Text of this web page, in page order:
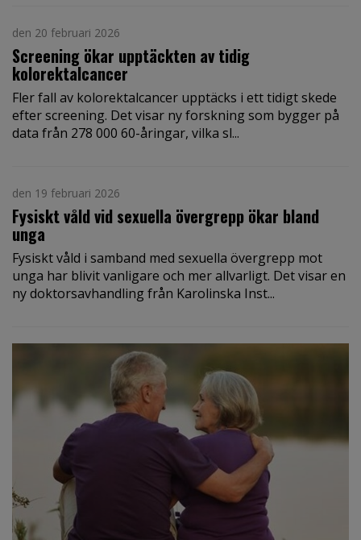
den 20 februari 2026
Screening ökar upptäckten av tidig
kolorektalcancer
Fler fall av kolorektalcancer upptäcks i ett tidigt skede
efter screening. Det visar ny forskning som bygger på
data från 278 000 60-åringar, vilka sl...
den 19 februari 2026
Fysiskt våld vid sexuella övergrepp ökar bland
unga
Fysiskt våld i samband med sexuella övergrepp mot
unga har blivit vanligare och mer allvarligt. Det visar en
ny doktorsavhandling från Karolinska Inst...